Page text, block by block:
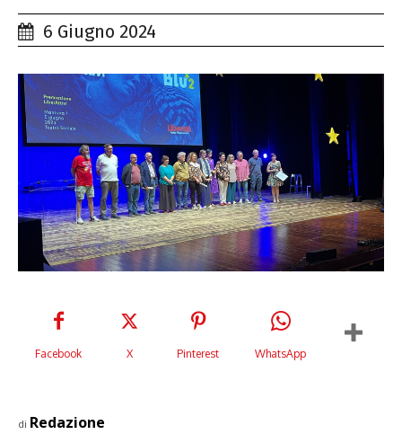
6 Giugno 2024
Facebook X Pinterest WhatsApp
di Redazione